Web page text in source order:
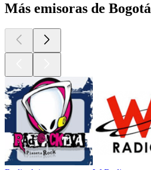
Más emisoras de Bogotá